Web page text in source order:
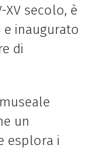
XV secolo, è
inaugurato
di
un
esplora i